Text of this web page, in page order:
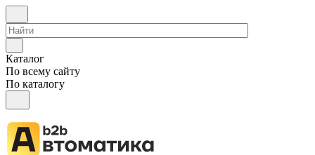
Каталог
По всему сайту
По каталогу